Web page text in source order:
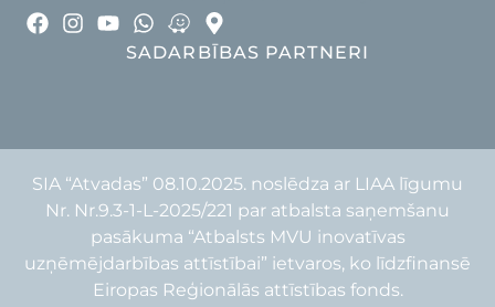
SADARBĪBAS PARTNERI
SIA “Atvadas” 08.10.2025. noslēdza ar LIAA līgumu
Nr. Nr.9.3-1-L-2025/221 par atbalsta saņemšanu
pasākuma “Atbalsts MVU inovatīvas
uzņēmējdarbības attīstībai” ietvaros, ko līdzfinansē
Eiropas Reģionālās attīstības fonds.